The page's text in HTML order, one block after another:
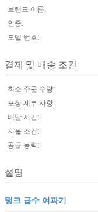
브랜드 이름:
인증:
모델 번호:
결제 및 배송 조건
최소 주문 수량:
포장 세부 사항:
배달 시간:
지불 조건:
공급 능력:
설명
탱크 급수 여과기